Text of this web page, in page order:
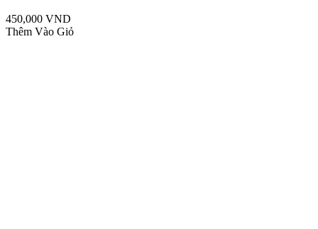
450,000 VND
Thêm Vào Giỏ